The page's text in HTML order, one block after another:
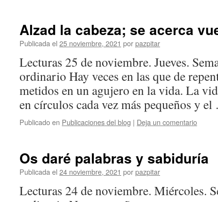
Alzad la cabeza; se acerca
Publicada el 25 noviembre, 2021 porpazpitar
Lecturas 25 de noviembre. Jueves.
ordinario Hay veces en las que de
metidos en un agujero en la vida. La
en círculos cada vez más pequeños y
Publicado en Publicaciones del blog | Deja un comentario
Os daré palabras y sabiduría
Publicada el 24 noviembre, 2021 porpazpitar
Lecturas 24 de noviembre. Miércoles.